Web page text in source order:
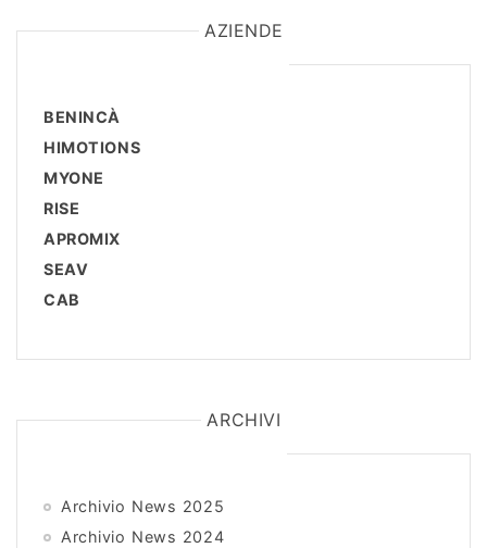
AZIENDE
BENINCÀ
HIMOTIONS
MYONE
RISE
APROMIX
SEAV
CAB
ARCHIVI
Archivio News 2025
Archivio News 2024